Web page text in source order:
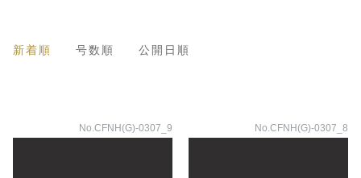
新着順 号数順 公開日順
No.CFNH(G)-0307_9 No.CFNH(G)-0307_8